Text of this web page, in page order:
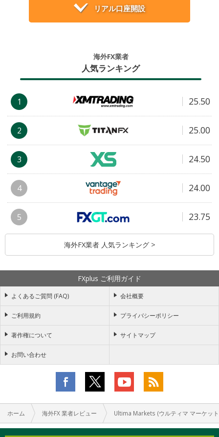
ホーム 海外FX 業者レビュー Ultima Markets (ウルティマ マーケッ
リアル口座開設
海外FX業者
人気ランキング
1 25.50
2 25.00
3 24.50
4 24.00
5 23.75
海外FX業者 人気ランキング >
FXplus ご利用ガイド
よくあるご質問 (FAQ) 会社概要
ご利用規約 プライバシーポリシー
著作権について サイトマップ
お問い合わせ